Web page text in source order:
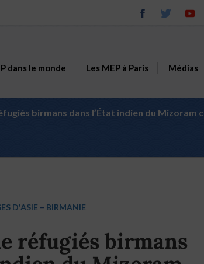
dans le monde Les MEP à Paris Médias
birmans dans l’État indien du Mizoram
D'ASIE – BIRMANIE
réfugiés birmans